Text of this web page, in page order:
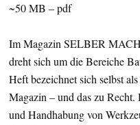
~50 MB – pdf
Im Magazin SELBER
dreht sich um die Bereiche
Heft bezeichnet sich selbst
Magazin – und das zu
und Handhabung von